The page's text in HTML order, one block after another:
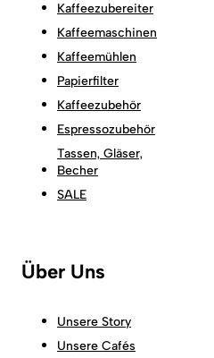
Kaffeezubereiter
Kaffeemaschinen
Kaffeemühlen
Papierfilter
Kaffeezubehör
Espressozubehör
Tassen, Gläser,
Becher
SALE
Über Uns
Unsere Story
Unsere Cafés